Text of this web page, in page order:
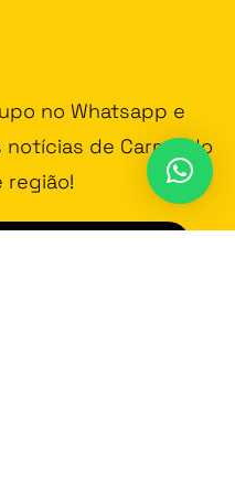
no Whatsapp e
notícias de Carmo do
região!